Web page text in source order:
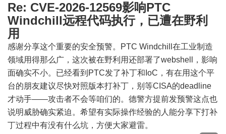
Re: CVE-2026-12569影响PTC
Windchill远程代码执行，已遭在野利
用
感谢分享这个重要的安全预警。PTC Windchill在工业制造
领域用得那么广，这次被在野利用还部署了webshell，影响
面确实不小。已经看到PTC发了补丁和IoC，有在用这个平
台的朋友建议尽快对照版本打补丁，别等CISA的deadline
才动手——攻击者不会等咱们的。德警方提前发预警这点也
说明威胁确实紧迫。希望有实际操作经验的人能分享下打补
丁过程中有没有什么坑，方便大家避雷。